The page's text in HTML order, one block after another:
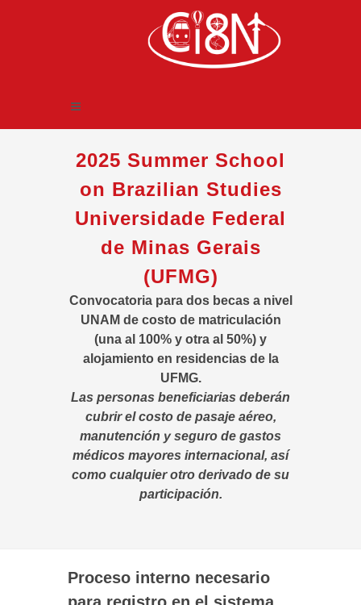
2025 Summer School
on Brazilian Studies
Universidade Federal
de Minas Gerais
(UFMG)
Convocatoria para dos becas a nivel
UNAM de costo de matriculación
(una al 100% y otra al 50%) y
alojamiento en residencias de la
UFMG.
Las personas beneficiarias deberán
cubrir el costo de pasaje aéreo,
manutención y seguro de gastos
médicos mayores internacional, así
como cualquier otro derivado de su
participación.
Proceso interno necesario